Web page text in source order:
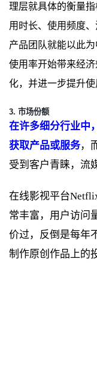
理层就具体的衡量
用时长、使用频度
产品团队就能以此
使用率开始带来经
化，并进一步提升使
3. 市场份额
在许多细分行业中
获取产品或服务，
受到客户青睐，流
在线影视平台
常丰富，用户访问
价过，反倒是每年
制作原创作品上的